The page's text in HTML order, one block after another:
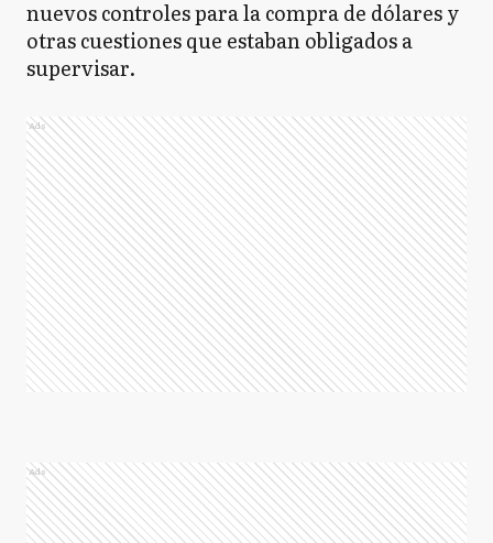
nuevos controles para la compra de dólares y
otras cuestiones que estaban obligados a
supervisar.
Ads
Ads